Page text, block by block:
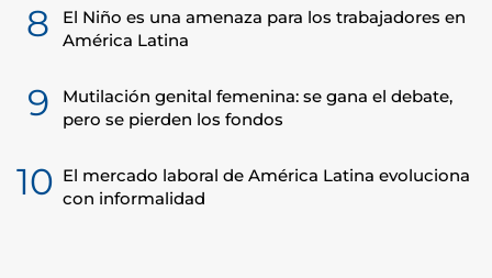
8
El Niño es una amenaza para los trabajadores en
América Latina
9
Mutilación genital femenina: se gana el debate,
pero se pierden los fondos
10 El mercado laboral de América Latina evoluciona
con informalidad